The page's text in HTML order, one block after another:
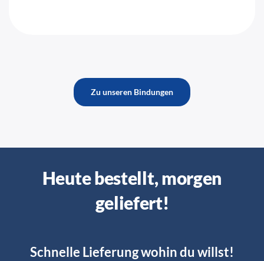
Zu unseren Bindungen
Heute bestellt, morgen
geliefert!
Schnelle Lieferung wohin du willst!